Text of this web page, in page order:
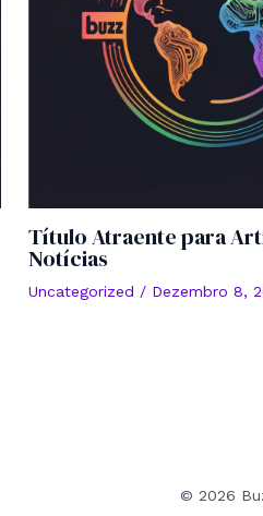
Título Atraente para
Notícias
Uncategorized / Dezembro 8,
© 2026